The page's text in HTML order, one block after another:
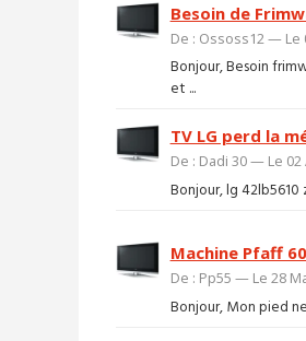
Besoin de
De : Ossoss12 — Le
Bonjour, Besoin
et ...
TV LG perd la
De : Dadi 30 — Le
Bonjour, lg
Machine Pfaff
De : Pp55 — Le 28
Bonjour, Mon pied